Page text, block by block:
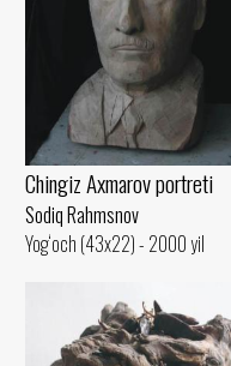
Chingiz Axmarov portreti
Sodiq Rahmsnov
Yog‘och (43x22) - 2000 yil